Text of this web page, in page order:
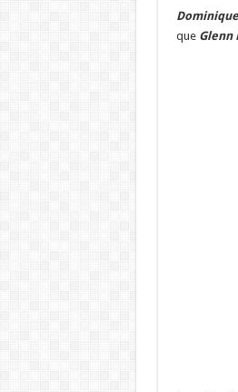
que Glenn